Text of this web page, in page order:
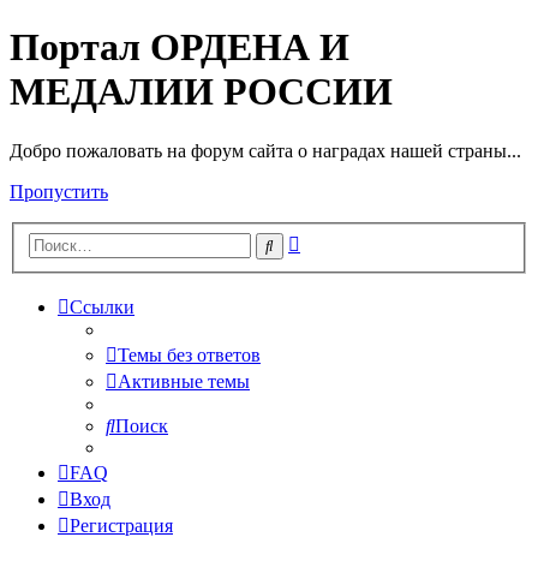
Портал ОРДЕНА И
МЕДАЛИИ РОССИИ
Добро пожаловать на форум сайта о наградах нашей страны...
Пропустить
Поиск
Ссылки
Темы без ответов
Активные темы
Поиск
FAQ
Вход
Регистрация